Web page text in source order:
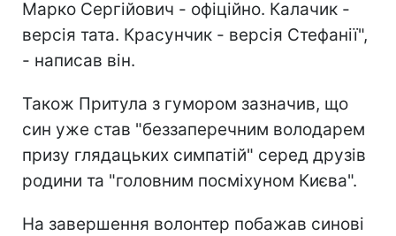
Марко Сергійович - офіційно. Калачик -
версія тата. Красунчик - версія Стефанії",
- написав він.
Також Притула з гумором зазначив, що
син уже став "беззаперечним володарем
призу глядацьких симпатій" серед друзів
родини та "головним посміхуном Києва".
На завершення волонтер побажав синові